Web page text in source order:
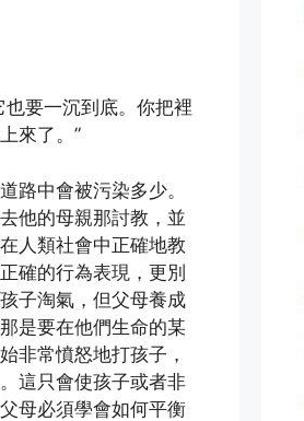
要一沉到底。你把裡
來了。”
路中會被污染多少。
他的母親那討教，並
人類社會中正確地教
確的行為表現，更別
子淘氣，但父母養成
是要在他們生命的某
非常憤怒地打孩子，
這只會使孩子或者非
母必須學會如何平衡